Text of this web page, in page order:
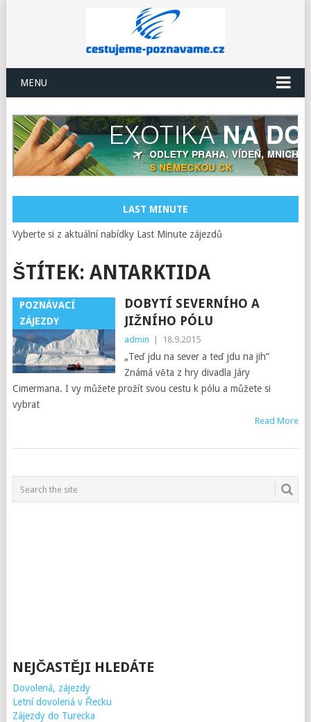
MENU
LAST MINUTE
Vyberte si z aktuální nabídky Last Minute zájezdů
ŠTÍTEK: ANTARKTIDA
POZNÁVACÍ
ZÁJEZDY
DOBYTÍ SEVERNÍHO A
JIŽNÍHO PÓLU
admin 18.9.2015
„Teď jdu na sever a teď jdu na jih“
Známá věta z hry divadla Járy
Cimermana. I vy můžete prožít svou cestu k pólu a můžete si
vybrat
Read More
POSTS
NAVIGATION
NEJČASTĚJI HLEDÁTE
Dovolená, zájezdy
Letní dovolená v Řecku
Zájezdy do Turecka